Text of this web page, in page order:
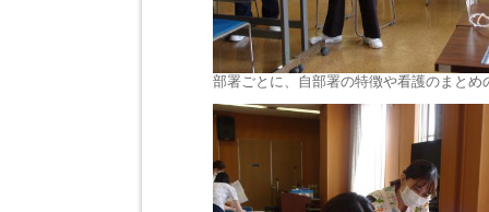
部署ごとに、自部署の特徴や看護のまとめ